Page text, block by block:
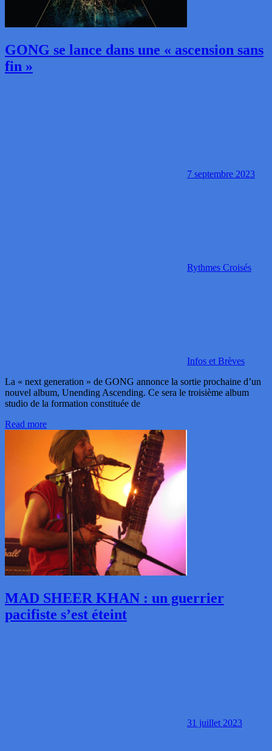
GONG se lance dans une « ascension sans
fin »
7 septembre 2023
Rythmes Croisés
Infos et Brèves
La « next generation » de GONG annonce la sortie prochaine d’un
nouvel album, Unending Ascending. Ce sera le troisième album
studio de la formation constituée de
Read more
MAD SHEER KHAN : un guerrier
pacifiste s’est éteint
31 juillet 2023